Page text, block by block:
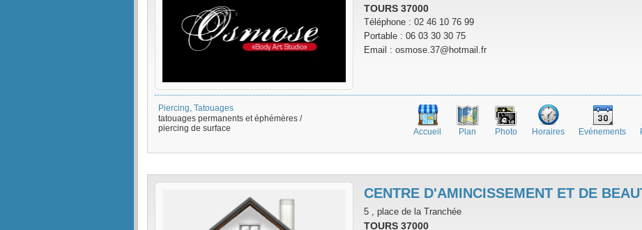
TOURS 37000
Téléphone : 02 46 10 76 99
Portable : 06 03 30 30 75
Email : osmose.37@hotmail.fr
Piercing, Tatouages
tatouages permanents et éphémères /
piercing de surface
Accueil Plan Photo Horaires Evénements
CENTRE D'AMINCISSEMENT ET DE
5 , place de la Tranchée
TOURS 37000